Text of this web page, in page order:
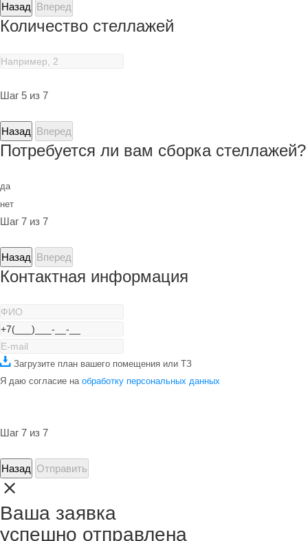
Назад Вперед
Количество стеллажей
Шаг 5 из 7
Назад Вперед
Потребуется ли вам сборка стеллажей?
да
нет
Шаг 7 из 7
Назад Вперед
Контактная информация
Загрузите план вашего помещения или ТЗ
Я даю согласие на обработку персональных данных
Шаг 7 из 7
Назад Отправить
Ваша заявка
успешно отправлена